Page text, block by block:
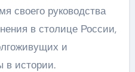
своего руководства
в столице России,
и
в истории.